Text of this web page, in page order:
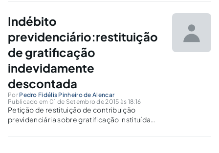
Indébito
previdenciário:restituição
de gratificação
indevidamente
descontada
Por Pedro Fidélis Pinheiro de Alencar
Publicado em 01 de Setembro de 2015 às 18:16
Petição de restituição de contribuição
previdenciária sobre gratificação instituída